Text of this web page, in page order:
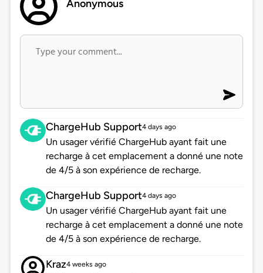
Anonymous
ChargeHub Support4 days ago
Un usager vérifié ChargeHub ayant fait une
recharge à cet emplacement a donné une note
de 4/5 à son expérience de recharge.
ChargeHub Support4 days ago
Un usager vérifié ChargeHub ayant fait une
recharge à cet emplacement a donné une note
de 4/5 à son expérience de recharge.
Kraz4 weeks ago